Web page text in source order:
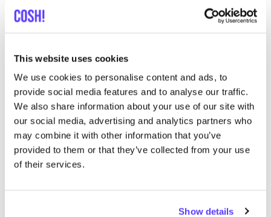
This website uses cookies
We use cookies to personalise content and ads, to
provide social media features and to analyse our traffic.
We also share information about your use of our site with
our social media, advertising and analytics partners who
may combine it with other information that you’ve
provided to them or that they’ve collected from your use
of their services.
Show details
Previous
Next